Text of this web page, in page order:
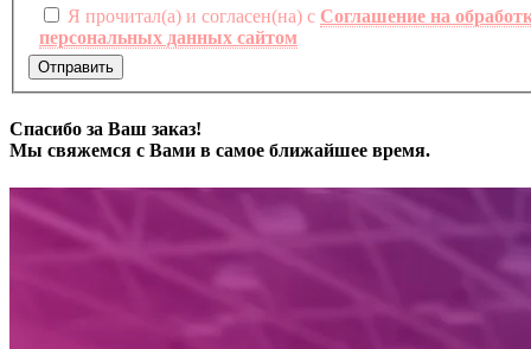
Я прочитал(а) и согласен(на) с Соглашение на
персональных данных сайтом
Отправить
Спасибо за Ваш заказ!
Мы свяжемся с Вами в самое ближайшее время.